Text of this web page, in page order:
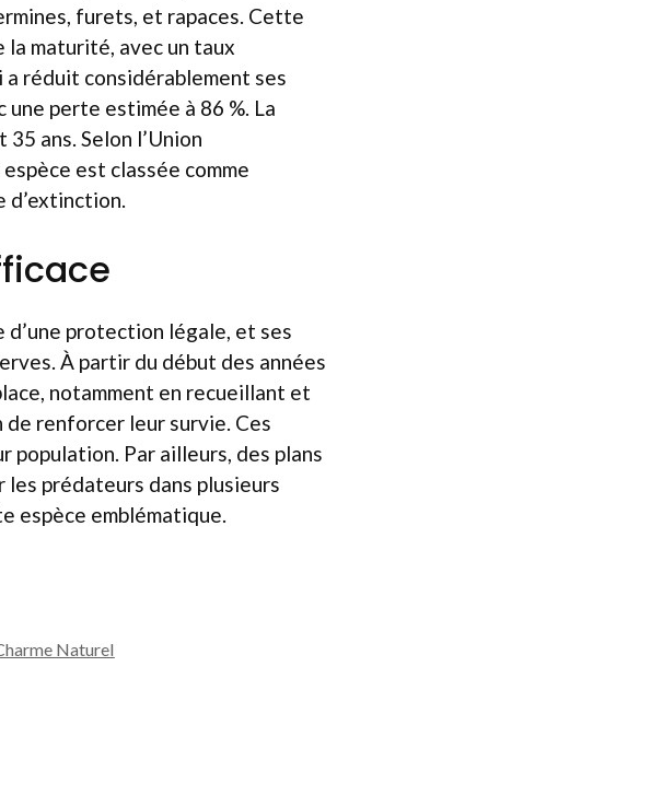
furets, et rapaces. Cette
la maturité, avec un taux
a réduit considérablement ses
perte estimée à 86 %. La
ans. Selon l’Union
est classée comme
protection légale, et ses
À partir du début des années
notamment en recueillant et
renforcer leur survie. Ces
Par ailleurs, des plans
prédateurs dans plusieurs
espèce emblématique.
Naturel